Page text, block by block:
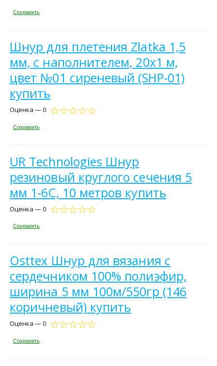
Сохранить
Шнур для плетения Zlatka 1,5
мм, с наполнителем, 20х1 м,
цвет №01 сиреневый (SHP-01)
купить
Оценка — 0
Сохранить
UR Technologies Шнур
резиновый круглого сечения 5
мм 1-6С, 10 метров купить
Оценка — 0
Сохранить
Osttex Шнур для вязания с
сердечником 100% полиэфир,
ширина 5 мм 100м/550гр (146
коричневый) купить
Оценка — 0
Сохранить